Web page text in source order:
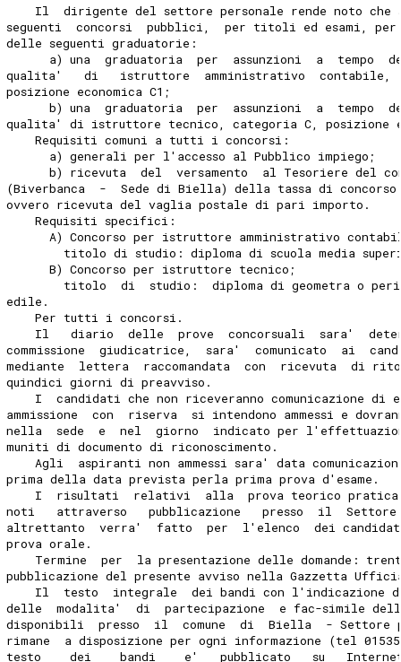
Il  dirigente del settore personale rende noto che
seguenti  concorsi  pubblici,  per titoli ed esami, per
delle seguenti graduatorie:
a) una  graduatoria  per  assunzioni  a  tempo
qualita'   di   istruttore  amministrativo  contabile,
posizione economica C1;
b) una  graduatoria  per  assunzioni  a  tempo
qualita' di istruttore tecnico, categoria C, posizione
    Requisiti comuni a tutti i concorsi:
      a) generali per l'accesso al Pubblico impiego;
b) ricevuta  del  versamento  al Tesoriere del
(Biverbanca  -  Sede di Biella) della tassa di
ovvero ricevuta del vaglia postale di pari importo.
    Requisiti specifici:
A) Concorso per istruttore amministrativo
titolo di studio: diploma di scuola media
      B) Concorso per istruttore tecnico;
titolo  di  studio:  diploma di geometra o
edile.
    Per tutti i concorsi.
Il   diario  delle  prove  concorsuali  sara'
commissione  giudicatrice,  sara'  comunicato  ai
mediante  lettera  raccomandata  con  ricevuta  di
quindici giorni di preavviso.
I  candidati che non riceveranno comunicazione di
ammissione  con  riserva  si intendono ammessi e
nella  sede  e  nel  giorno  indicato per
muniti di documento di riconoscimento.
Agli  aspiranti non ammessi sara' data
prima della data prevista perla prima prova d'esame.
I  risultati  relativi  alla  prova teorico
noti   attraverso   pubblicazione   presso  il  Settore
altrettanto  verra'  fatto  per  l'elenco  dei candidati
prova orale.
Termine  per  la presentazione delle domande:
pubblicazione del presente avviso nella Gazzetta
Il  testo  integrale  dei bandi con l'indicazione
delle  modalita'  di  partecipazione  e fac-simile della
disponibili  presso  il  comune  di  Biella  - Settore
rimane  a disposizione per ogni informazione (tel
testo    dei    bandi    e'   pubblicato   su